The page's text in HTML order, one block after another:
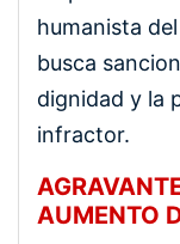
humanista
busca
dignidad y la
infractor.
AUMENTO